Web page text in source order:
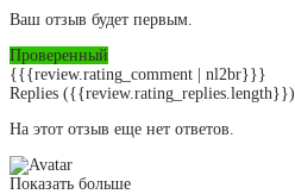
Ваш отзыв будет первым.
Проверенный
{{{review.rating_comment | nl2br}}}
Replies ({{review.rating_replies.length}})
На этот отзыв еще нет ответов.
Показать больше